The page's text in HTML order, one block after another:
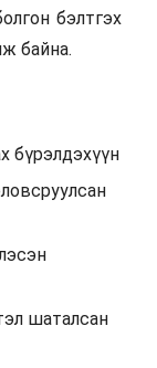
бэлтгэх
байна.
бүрэлдэхүүн
шаталсан